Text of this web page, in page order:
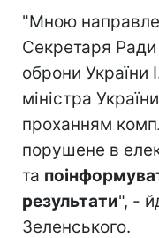
"Мною
Секретаря Ради
оброни України
міністра
проханням
порушене в
та
результати", -
Зеленського.